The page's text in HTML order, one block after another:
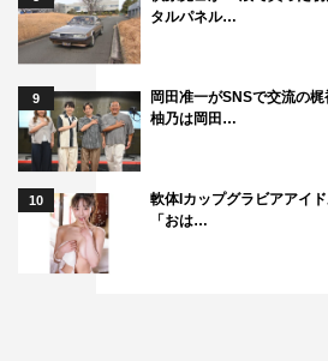
タルパネル…
9
岡田准一がSNSで交流の
柚乃は岡田…
10
軟体Iカップグラビアアイ
「おは…